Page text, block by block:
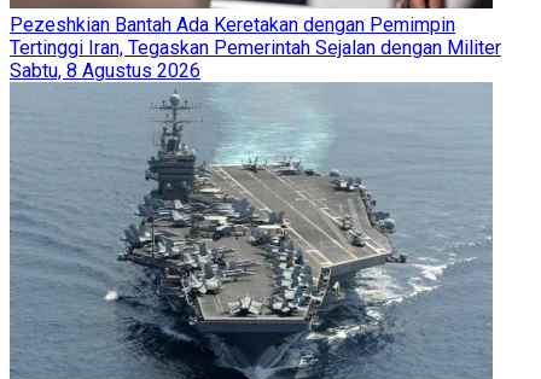
Pezeshkian Bantah Ada Keretakan dengan Pemimpin
Tertinggi Iran, Tegaskan Pemerintah Sejalan dengan Militer
Sabtu, 8 Agustus 2026